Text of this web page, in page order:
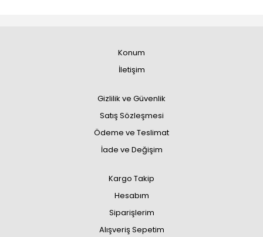
Konum
İletişim
Gizlilik ve Güvenlik
Satış Sözleşmesi
Ödeme ve Teslimat
İade ve Değişim
Kargo Takip
Hesabım
Siparişlerim
Alışveriş Sepetim